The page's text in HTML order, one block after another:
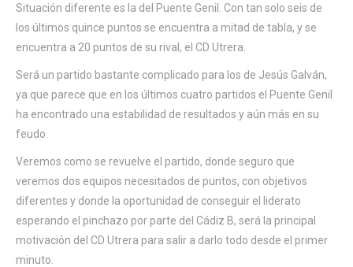
Situación diferente es la del Puente Genil. Con tan solo seis de
los últimos quince puntos se encuentra a mitad de tabla, y se
encuentra a 20 puntos de su rival, el CD Utrera.
Será un partido bastante complicado para los de Jesús Galván,
ya que parece que en los últimos cuatro partidos el Puente Genil
ha encontrado una estabilidad de resultados y aún más en su
feudo.
Veremos como se revuelve el partido, donde seguro que
veremos dos equipos necesitados de puntos, con objetivos
diferentes y donde la oportunidad de conseguir el liderato
esperando el pinchazo por parte del Cádiz B, será la principal
motivación del CD Utrera para salir a darlo todo desde el primer
minuto.